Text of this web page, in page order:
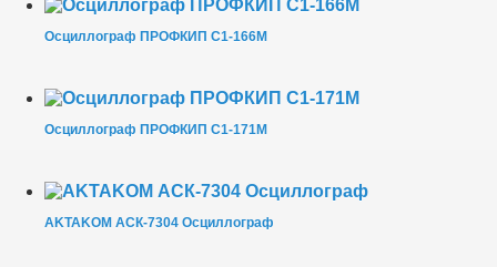
Осциллограф ПРОФКИП С1-166М
Осциллограф ПРОФКИП С1-171М
AKTAKOM АСК-7304 Осциллограф